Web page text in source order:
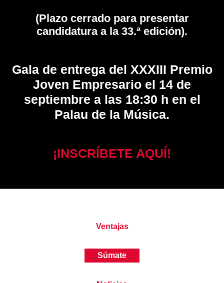
(Plazo cerrado para presentar
candidatura a la 33.ª edición).
Gala de entrega del XXXIII Premio
Joven Empresario el 14 de
septiembre a las 18:30 h en el
Palau de la Música.
¡INSCRÍBETE AQUÍ!
Ventajas
Súmate